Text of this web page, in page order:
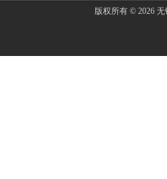
版权所有 © 2026